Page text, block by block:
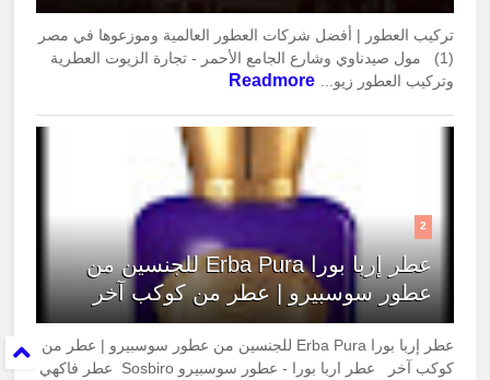
تركيب العطور | أفضل شركات العطور العالمية وموزعوها في مصر
(1) مول صيدناوي وشارع الجامع الأحمر - تجارة الزيوت العطرية
وتركيب العطور زيو... Readmore
2
عطر إربا بورا Erba Pura للجنسين من
عطور سوسبيرو | عطر من كوكب آخر
عطر إربا بورا Erba Pura للجنسين من عطور سوسبيرو | عطر من
كوكب آخر عطر اربا بورا - عطور سوسبيرو Sosbiro عطر فاكهي